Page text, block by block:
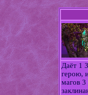
Даёт 1
герою,
магов 3